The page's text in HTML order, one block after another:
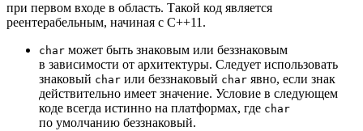
при первом входе в область. Такой код является
реентерабельным, начиная с C++11.
char может быть знаковым или беззнаковым
в зависимости от архитектуры. Следует использовать
знаковый char или беззнаковый char явно, если знак
действительно имеет значение. Условие в следующем
коде всегда истинно на платформах, где char
по умолчанию беззнаковый.